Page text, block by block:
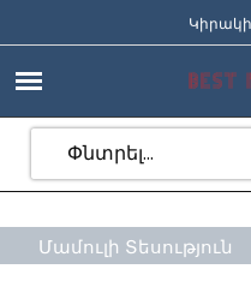
Կիրակի
Մամուլի Տեսություն